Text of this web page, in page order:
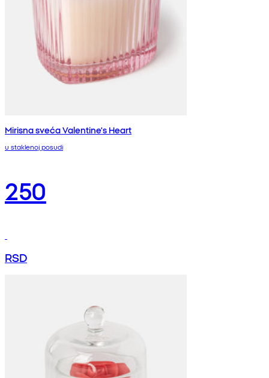
Mirisna sveća Valentine's Heart
u staklenoj posudi
250
RSD